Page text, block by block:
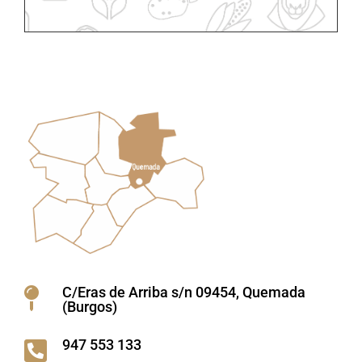

C/Eras de Arriba s/n 09454, Quemada
(Burgos)
 947 553 133